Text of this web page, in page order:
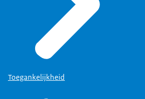
Toegankelijkheid